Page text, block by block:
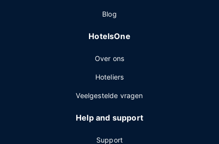
Blog
HotelsOne
Over ons
Hoteliers
Veelgestelde vragen
Help and support
Support